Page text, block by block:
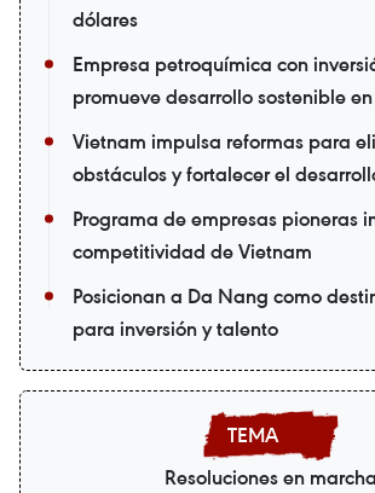
dólares
Empresa petroquímica con
promueve desarrollo sostenible
Vietnam impulsa reformas para
obstáculos y fortalecer el
Programa de empresas pioneras
competitividad de Vietnam
Posicionan a Da Nang como
para inversión y talento
Resoluciones en marcha